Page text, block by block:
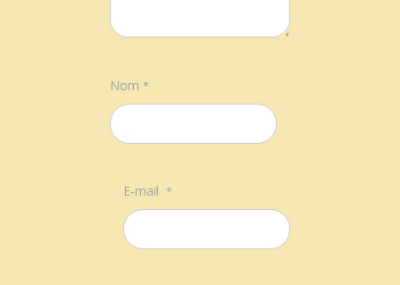
Nom*
E-mail*